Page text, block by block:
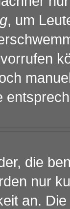
, um
die
nur
an.